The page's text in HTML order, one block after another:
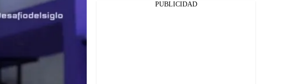
Whatsapp
PUBLICIDAD